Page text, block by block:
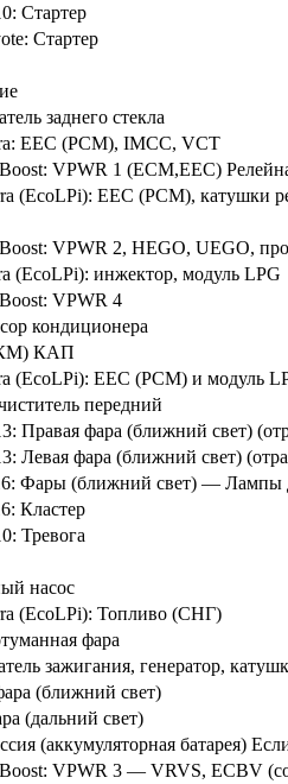
Стартер
Стартер
заднего стекла
EEC (PCM), IMCC, VCT
VPWR 1 (ECM,EEC)
(EcoLPi): EEC (PCM), катушки
VPWR 2, HEGO, UEGO,
(EcoLPi): инжектор, модуль LPG
VPWR 4
кондиционера
КАП
(EcoLPi): EEC (PCM) и модуль
передний
Правая фара (ближний свет)
Левая фара (ближний свет)
Фары (ближний свет) — Лампы
Кластер
Тревога
насос
(EcoLPi): Топливо (СНГ)
фара
зажигания, генератор,
(ближний свет)
(дальний свет)
(аккумуляторная батарея)
VPWR 3 — VRVS, ECBV